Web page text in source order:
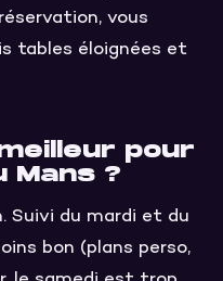
vous
tables éloignées et
pour
?
Suivi du mardi et du
bon (plans perso,